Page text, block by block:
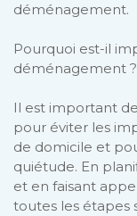
déménagement.
Pourquoi est-il
déménagement ?
Il est important
pour éviter les
de domicile et
quiétude. En
et en faisant
toutes les étapes